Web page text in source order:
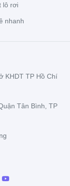
lô rơi
nhanh
KHDT TP Hồ Chí
Tân Bình, TP